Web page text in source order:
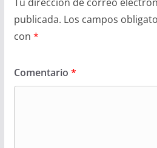
publicada. Los campos
con *
Comentario *